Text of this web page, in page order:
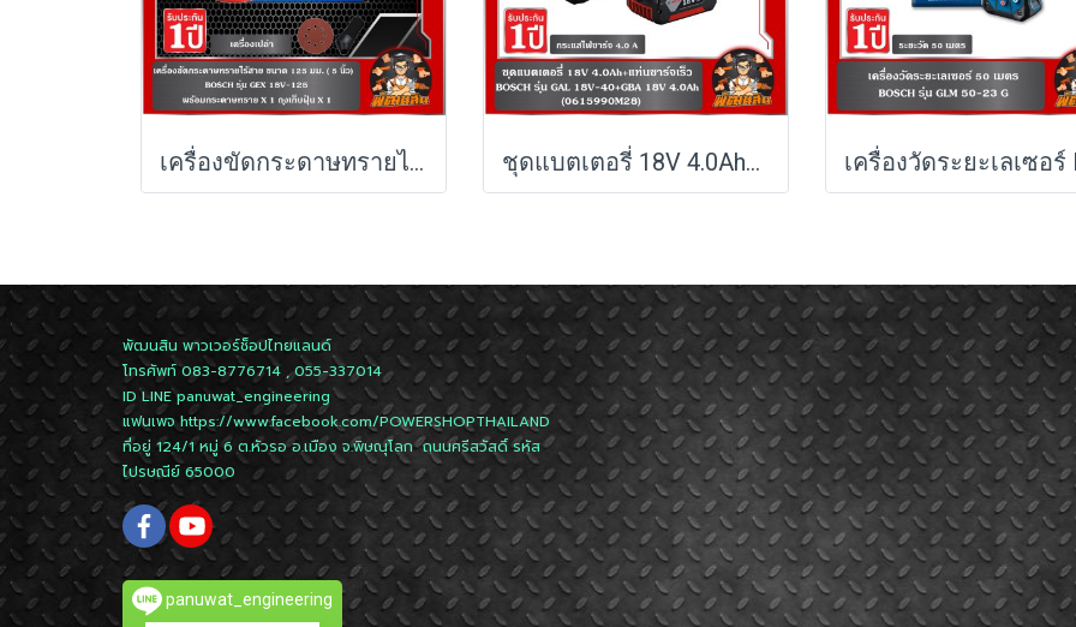
เครื่องขัดกระดาษทรายไร้สาย BOSCH รุ่น GEX 18V-125 (เครื่องเปล่า) ชุดแบตเตอรี่ 18V 4.0Ah+แท่นชาร์จเร็ว รุ่น GAL 18V-40+GBA 18V 4.0Ah BOSCH
พัฒนสิน พาวเวอร์ช็อปไทยแลนด์
โทรศัพท์ 083-8776714 , 055-337014
ID LINEpanuwat_engineering
แฟนเพจhttps://www.facebook.com/POWERSHOPTHAILAND
ที่อยู่ 124/1 หมู่ 6 ต.หัวรอ อ.เมือง จ.พิษณุโลก ถนนศรีสวัสดิ์ รหัส
ไปรษณีย์ 65000
panuwat_engineering